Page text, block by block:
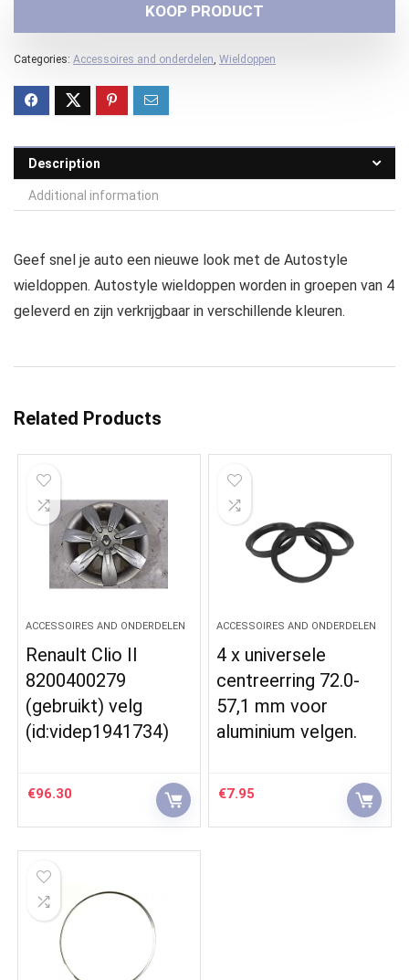
KOOP PRODUCT
Categories: Accessoires and onderdelen Wieldoppen
Description
Additional information
Geef snel je auto een nieuwe look met de Autostyle
wieldoppen. Autostyle wieldoppen worden in groepen van 4
geleverd en zijn verkrijgbaar in verschillende kleuren.
Related Products
ACCESSOIRES AND ONDERDELEN
Renault Clio II
8200400279
(gebruikt) velg
(id:videp1941734)
€96.30
ACCESSOIRES AND ONDERDELEN
4 x universele
centreerring 72.0-
57,1 mm voor
aluminium velgen.
€7.95